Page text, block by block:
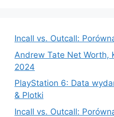
Incall vs. Outcall:
Andrew Tate Net Worth,
2024
PlayStation 6: Data
& Plotki
Incall vs. Outcall: